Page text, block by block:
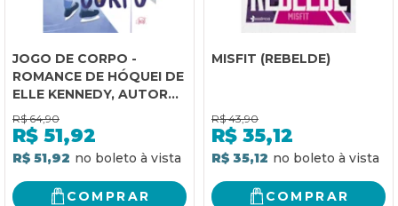
JOGO DE CORPO -
ROMANCE DE HÓQUEI DE
ELLE KENNEDY, AUTORA
DE "O ACORDO"
R$ 64,90
R$ 51,92
R$ 51,92
COMPRAR
MISFIT (REBELDE)
R$ 43,90
R$ 35,12
R$ 35,12
COMPRAR